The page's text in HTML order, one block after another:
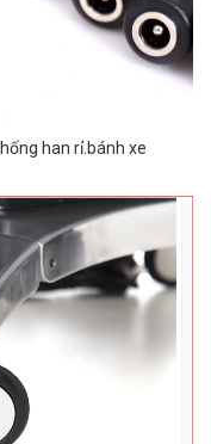
han rỉ.bánh xe